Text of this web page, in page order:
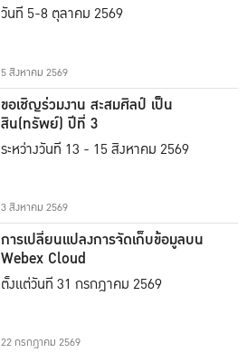
วันที่ 5-8 ตุลาคม 2569
5 สิงหาคม 2569
ขอเชิญร่วมงาน สะสมศิลป์ เป็น
สิน(ทรัพย์) ปีที่ 3
ระหว่างวันที่ 13 - 15 สิงหาคม 2569
3 สิงหาคม 2569
การเปลี่ยนแปลงการจัดเก็บข้อมูลบน
Webex Cloud
ตั้งแต่วันที่ 31 กรกฎาคม 2569
22 กรกฎาคม 2569